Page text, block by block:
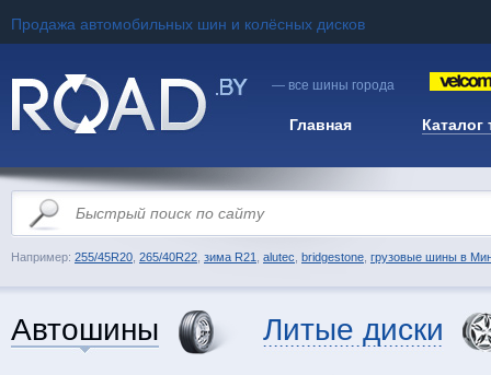
Продажа автомобильных шин и колёсных дисков
— все шины города
Главная Каталог
Например: 255/45R20 265/40R22 зима R21 alutec bridgestone грузовые шины в
Автошины Литые диски